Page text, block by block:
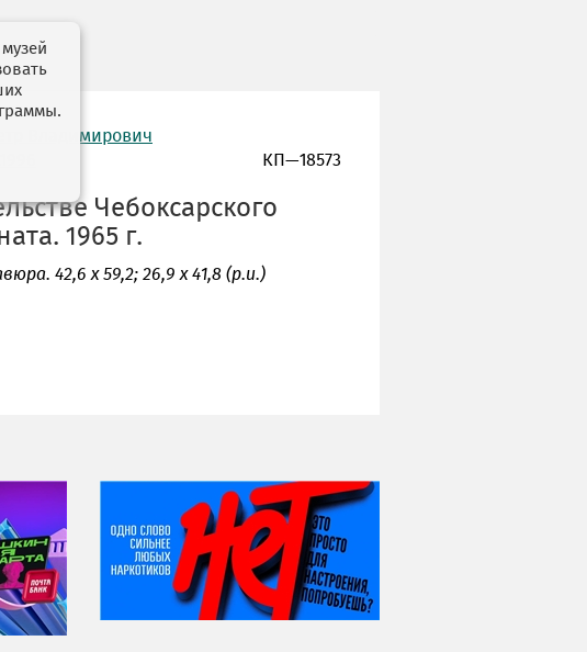
Владимирович
КП—18573
Чебоксарского
1965 г.
42,6 х 59,2; 26,9 х 41,8 (р.и.)
НИ ДНЯ БЕЗ ДАТЫ...
07 августа
Я встретил вас – и
всё былое...